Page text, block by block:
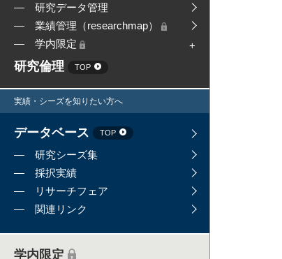
研究データ管理
業績管理（researchmap）
学内限定
研究倫理 TOP
実績・シーズを知りたい方へ
データベース TOP
研究シーズ集
採択実績
リサーチフェア
関連リンク
学内限定